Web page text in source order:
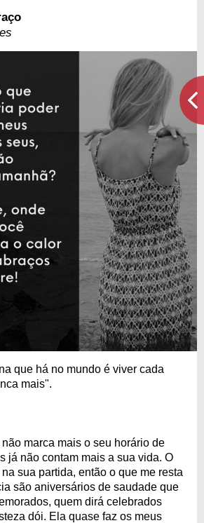
que há no mundo é viver cada
mais".
marca mais o seu horário de
já não contam mais a sua vida. O
sua partida, então o que me resta
são aniversários de saudade que
quem dirá celebrados
dói. Ela quase faz os meus